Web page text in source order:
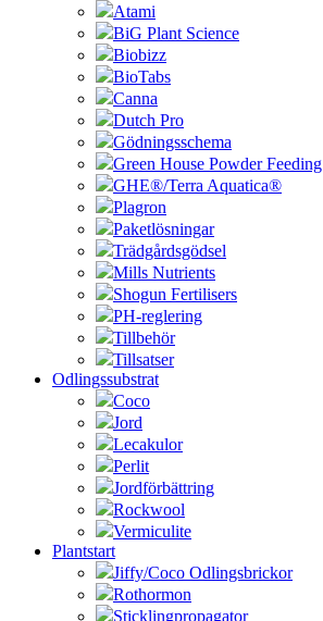
Atami
BiG Plant Science
Biobizz
BioTabs
Canna
Dutch Pro
Gödningsschema
Green House Powder Feeding
GHE®/Terra Aquatica®
Plagron
Paketlösningar
Trädgårdsgödsel
Mills Nutrients
Shogun Fertilisers
PH-reglering
Tillbehör
Tillsatser
Odlingssubstrat
Coco
Jord
Lecakulor
Perlit
Jordförbättring
Rockwool
Vermiculite
Plantstart
Jiffy/Coco Odlingsbrickor
Rothormon
Sticklingpropagator